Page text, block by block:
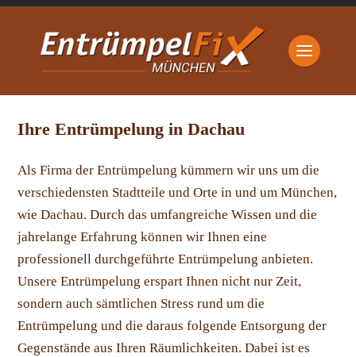
Ihre Entrümpelung in Dachau
Als Firma der Entrümpelung kümmern wir uns um die
verschiedensten Stadtteile und Orte in und um München,
wie Dachau. Durch das umfangreiche Wissen und die
jahrelange Erfahrung können wir Ihnen eine
professionell durchgeführte Entrümpelung anbieten.
Unsere Entrümpelung erspart Ihnen nicht nur Zeit,
sondern auch sämtlichen Stress rund um die
Entrümpelung und die daraus folgende Entsorgung der
Gegenstände aus Ihren Räumlichkeiten. Dabei ist es